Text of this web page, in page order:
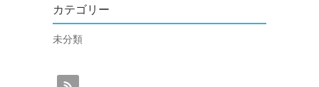
カテゴリー
未分類